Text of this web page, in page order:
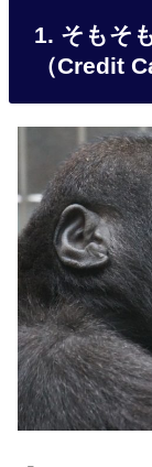
1. そもそ
（Credit